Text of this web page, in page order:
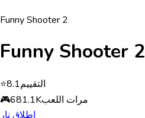
Funny Shooter 2
Funny Shooter 2
⭐8.1التقييم
🎮681.1Kمرات اللعب
إطلاق نار